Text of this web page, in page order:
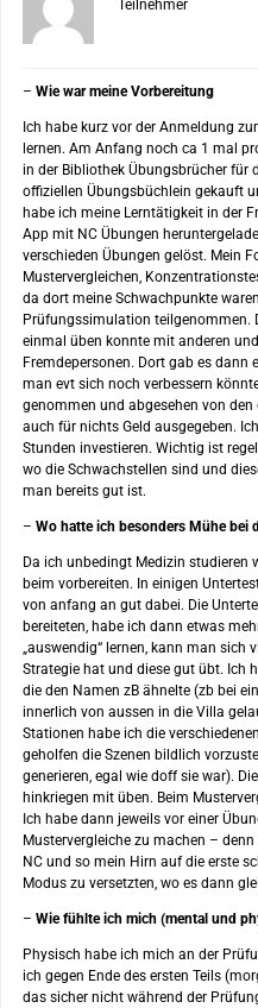
Teilnehmer
– Wie war meine Vorbereitung
Ich habe kurz vor der Anmeldung
lernen. Am Anfang noch ca 1 mal
in der Bibliothek Übungsbrücher für
offiziellen Übungsbüchlein gekauft
habe ich meine Lerntätigkeit in der
App mit NC Übungen
verschieden Übungen gelöst. Mein
Mustervergleichen,
da dort meine Schwachpunkte
Prüfungssimulation teilgenommen.
einmal üben konnte mit anderen
Fremdepersonen. Dort gab es dann
man evt sich noch verbessern
genommen und abgesehen von
auch für nichts Geld ausgegeben.
Stunden investieren. Wichtig ist
wo die Schwachstellen sind und
man bereits gut ist.
– Wo hatte ich besonders Mühe bei
Da ich unbedingt Medizin studieren
beim vorbereiten. In einigen
von anfang an gut dabei. Die
bereiteten, habe ich dann etwas
„auswendig“ lernen, kann man sich
Strategie hat und diese gut übt. Ich
die den Namen zB ähnelte (zb bei
innerlich von aussen in die Villa
Stationen habe ich die
geholfen die Szenen bildlich
generieren, egal wie doff sie war).
hinkriegen mit üben. Beim
Ich habe dann jeweils vor einer
Mustervergleiche zu machen –
NC und so mein Hirn auf die erste
Modus zu versetzten, wo es dann
– Wie fühlte ich mich (mental und
Physisch habe ich mich an der
ich gegen Ende des ersten Teils
das sicher nicht während der